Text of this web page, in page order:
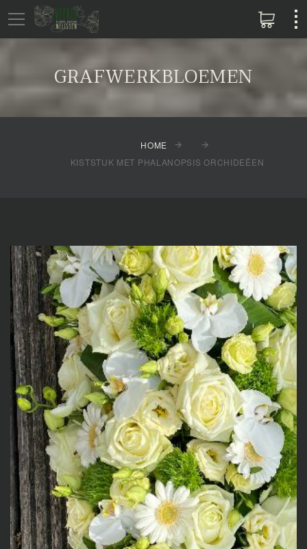
GRAFWERKBLOEMEN
HOME
KISTSTUK MET PHALANOPSIS ORCHIDEËEN